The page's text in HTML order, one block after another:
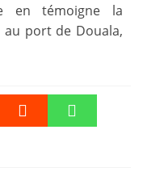
en témoigne la
port de Douala,